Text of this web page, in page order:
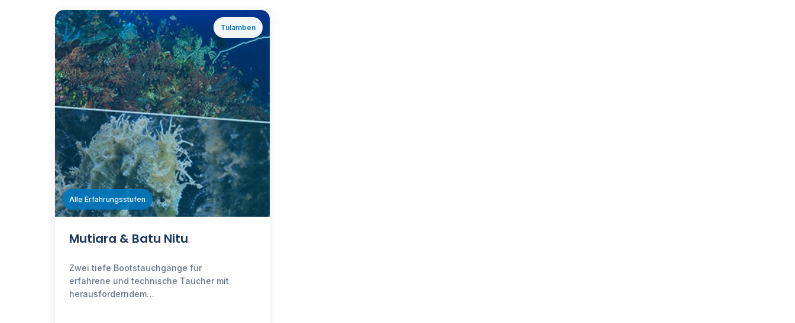
ℹ️
Tulamben
Alle Erfahrungsstufen
Mutiara & Batu Nitu
Zwei tiefe Bootstauchgänge für
erfahrene und technische Taucher mit
herausforderndem